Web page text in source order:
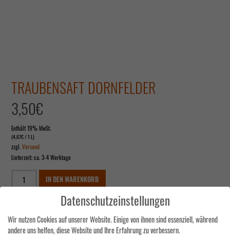
TRAUBENSAFT DORNFELDER
3,50€
Enthält 19% MwSt.
(4,67€/ 1 L)
zzgl.Versand
Lieferzeit: ca. 3-4 Werktage
Traubensaft
Dornfelder
IN DEN WARENKORB
ARTIKELNUMMER: 63
KATEGORIEN:DORNFELDER,TRAUBENSAFT
Datenschutzeinstellungen
Wir nutzen Cookies auf unserer Website. Einige von ihnen sind essenziell, während
andere uns helfen, diese Website und Ihre Erfahrung zu verbessern.